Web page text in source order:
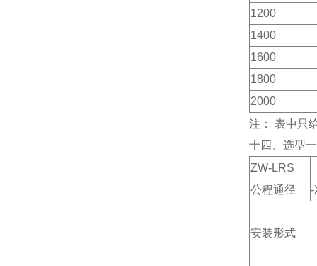
1200
1400
1600
1800
2000
注：
表中只
十四、选型
ZW-LRS
公程通径
-
安装形式